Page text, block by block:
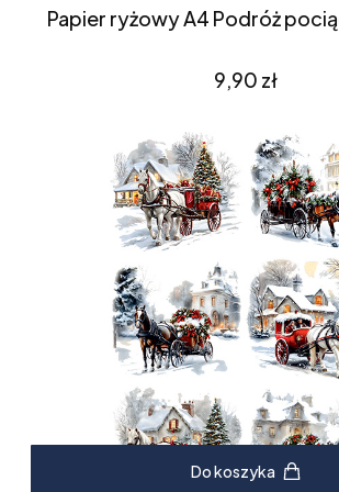
Papier ryżowy A4 Podróż
Cena
9,90 zł
Do koszyka